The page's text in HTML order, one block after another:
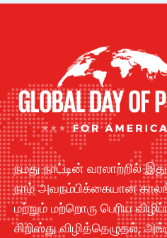
நமது நாட்டின் வரலாற்றில்
நாம் அவநம்பிக்கையான
மற்றும் மற்றொரு பெரிய
கிறிஸ்து விழித்தெழுதல்,